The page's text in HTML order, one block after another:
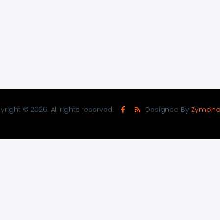
© 2026. All rights reserved. Designed By